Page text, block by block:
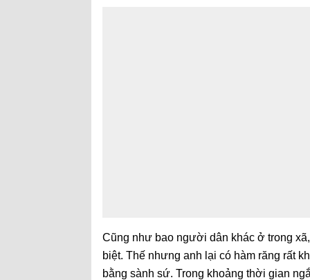
Cũng như bao người dân khác ở trong
biệt. Thế nhưng anh lại có hàm răng rất
bằng sành sứ. Trong khoảng thời gian